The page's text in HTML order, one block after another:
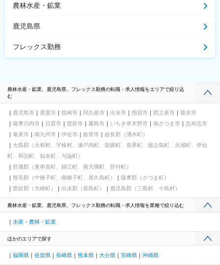
農林水産・鉱業
鹿児島県
フレックス勤務
農林水産・鉱業、鹿児島県、フレックス勤務の転職・求人情報をエリアで絞り込
む
鹿児島市 鹿屋市 枕崎市 阿久根市 出水市 指宿市 西之表市
垂水市
薩摩川内市
日置市 曽於市 霧島市 いちき串木野市 南さつま市
志布志市
奄美市
南九州市 伊佐市 姶良市
姶良郡（湧水町）
大島郡（大和村、宇検村、瀬戸内町、龍郷町、喜界町、徳之島町、天城町、伊仙
町、和泊町、知名町、与論町）
肝属郡（東串良町、錦江町、南大隅町、肝付町）
熊毛郡（中種子町、南種子町、屋久島町）
薩摩郡（さつま町）
曽於郡（大崎町）
出水郡（長島町） 鹿児島郡（三島村、十島村）
農林水産・鉱業、鹿児島県、フレックス勤務の転職・求人情報を業種で絞り込む
水産・農林・鉱業
ほかのエリアで探す
福岡県 佐賀県 長崎県 熊本県 大分県 宮崎県 沖縄県